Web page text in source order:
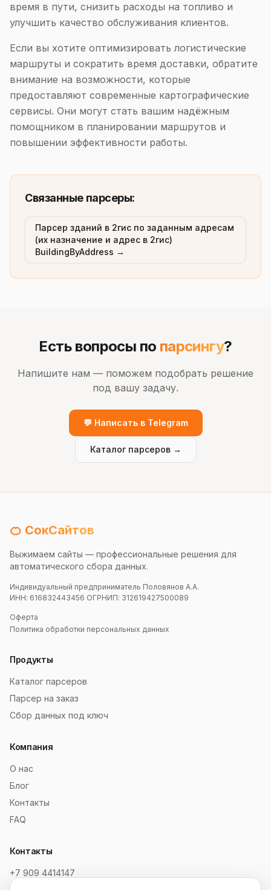
время в пути, снизить расходы на топливо и
улучшить качество обслуживания клиентов.
Если вы хотите оптимизировать логистические
маршруты и сократить время доставки, обратите
внимание на возможности, которые
предоставляют современные картографические
сервисы. Они могут стать вашим надёжным
помощником в планировании маршрутов и
повышении эффективности работы.
Связанные парсеры:
Парсер зданий в 2гис по заданным адресам
(их назначение и адрес в 2гис)
BuildingByAddress →
Есть вопросы по парсингу?
Напишите нам — поможем подобрать решение
под вашу задачу.
💬 Написать в Telegram
Каталог парсеров →
🍊 СокСайтов
Выжимаем сайты — профессиональные решения для
автоматического сбора данных.
Индивидуальный предприниматель Половянов А.А.
ИНН: 616832443456 ОГРНИП: 312619427500089
Оферта
Политика обработки персональных данных
Продукты
Каталог парсеров
Парсер на заказ
Сбор данных под ключ
Компания
О нас
Блог
Контакты
FAQ
Контакты
+7 909 4414147